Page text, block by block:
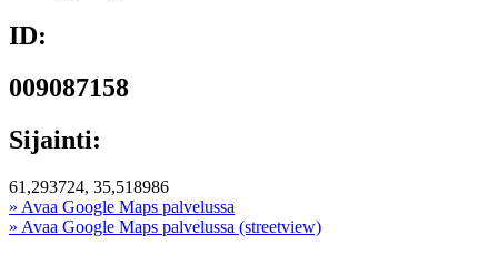
ID:
009087158
Sijainti:
61,293724, 35,518986
» Avaa Google Maps palvelussa
» Avaa Google Maps palvelussa (streetview)